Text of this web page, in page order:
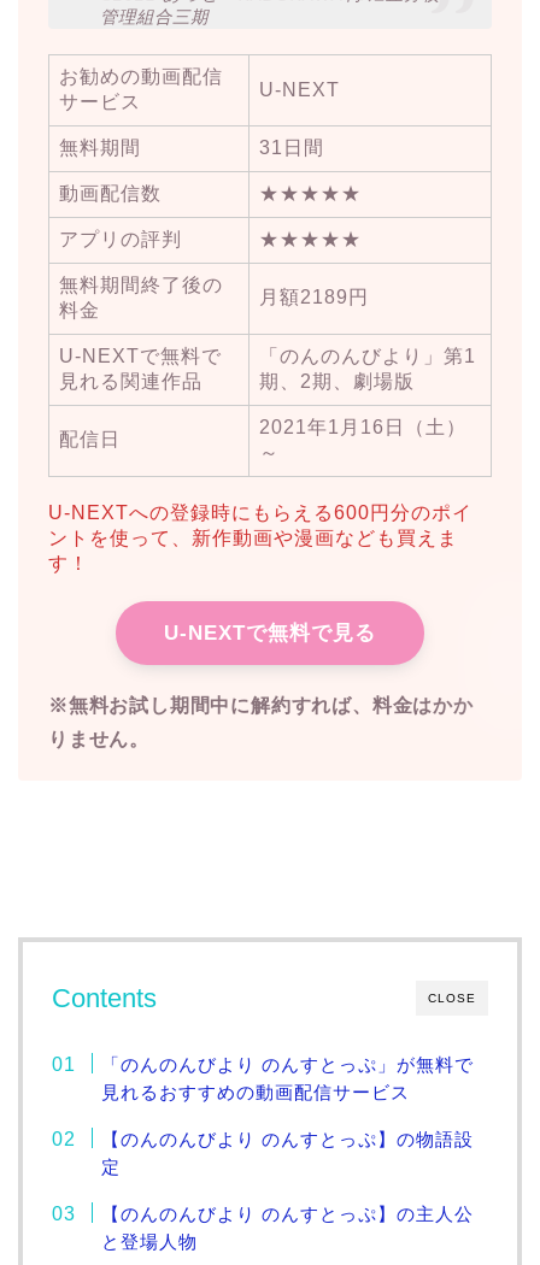
管理組合三期
お勧めの動画配信
サービス
U-NEXT
無料期間 31日間
動画配信数 ★★★★★
アプリの評判 ★★★★★
無料期間終了後の
料金
月額2189円
U-NEXTで無料で
見れる関連作品
「のんのんびより」第1
期、2期、劇場版
配信日
2021年1月16日（土）
～
U-NEXTへの登録時にもらえる600円分のポイ
ントを使って、新作動画や漫画なども買えま
す！
U-NEXTで無料で見る
※無料お試し期間中に解約すれば、料金はかか
りません。
CLOSE
Contents
「のんのんびより のんすとっぷ」が無料で
見れるおすすめの動画配信サービス
【のんのんびより のんすとっぷ】の物語設
定
【のんのんびより のんすとっぷ】の主人公
と登場人物